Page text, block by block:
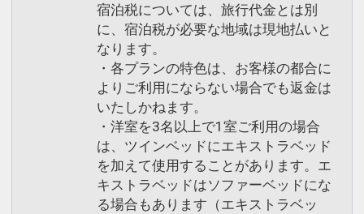
宿泊税については、旅行代金とは別
に、宿泊税が必要な地域は現地払いと
なります。
・各プランの特色は、お客様の都合に
よりご利用にならない場合でも返金は
いたしかねます。
・洋室を3名以上で1室ご利用の場合
は、ツインベッドにエキストラベッド
を加えて使用することがあります。エ
キストラベッドはソファーベッドにな
る場合もあります（エキストラベッ